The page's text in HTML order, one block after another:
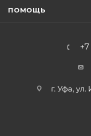
ПОМОЩЬ
г. Уфа,